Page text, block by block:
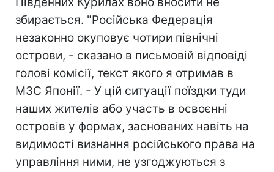
збирається. "Російська Федерація
незаконно окуповує чотири північні
острови, - сказано в письмовій відповіді
голові комісії, текст якого я отримав в
МЗС Японії. - У цій ситуації поїздки туди
наших жителів або участь в освоєнні
островів у формах, заснованих навіть на
видимості визнання російського права на
управління ними, не узгоджуються з